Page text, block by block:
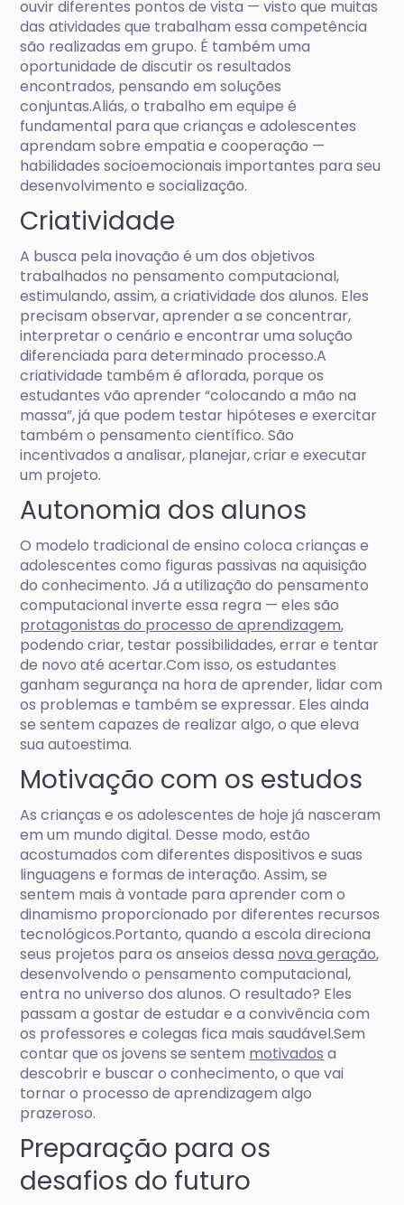
ouvir diferentes pontos de vista — visto que muitas
das atividades que trabalham essa competência
são realizadas em grupo. É também uma
oportunidade de discutir os resultados
encontrados, pensando em soluções
conjuntas.Aliás, o trabalho em equipe é
fundamental para que crianças e adolescentes
aprendam sobre empatia e cooperação —
habilidades socioemocionais importantes para seu
desenvolvimento e socialização.
Criatividade
A busca pela inovação é um dos objetivos
trabalhados no pensamento computacional,
estimulando, assim, a criatividade dos alunos. Eles
precisam observar, aprender a se concentrar,
interpretar o cenário e encontrar uma solução
diferenciada para determinado processo.A
criatividade também é aflorada, porque os
estudantes vão aprender “colocando a mão na
massa”, já que podem testar hipóteses e exercitar
também o pensamento científico. São
incentivados a analisar, planejar, criar e executar
um projeto.
Autonomia dos alunos
O modelo tradicional de ensino coloca crianças e
adolescentes como figuras passivas na aquisição
do conhecimento. Já a utilização do pensamento
computacional inverte essa regra — eles são
protagonistas do processo de aprendizagem,
podendo criar, testar possibilidades, errar e tentar
de novo até acertar.Com isso, os estudantes
ganham segurança na hora de aprender, lidar com
os problemas e também se expressar. Eles ainda
se sentem capazes de realizar algo, o que eleva
sua autoestima.
Motivação com os estudos
As crianças e os adolescentes de hoje já nasceram
em um mundo digital. Desse modo, estão
acostumados com diferentes dispositivos e suas
linguagens e formas de interação. Assim, se
sentem mais à vontade para aprender com o
dinamismo proporcionado por diferentes recursos
tecnológicos.Portanto, quando a escola direciona
seus projetos para os anseios dessa nova geração,
desenvolvendo o pensamento computacional,
entra no universo dos alunos. O resultado? Eles
passam a gostar de estudar e a convivência com
os professores e colegas fica mais saudável.Sem
contar que os jovens se sentem motivados a
descobrir e buscar o conhecimento, o que vai
tornar o processo de aprendizagem algo
prazeroso.
Preparação para os
desafios do futuro